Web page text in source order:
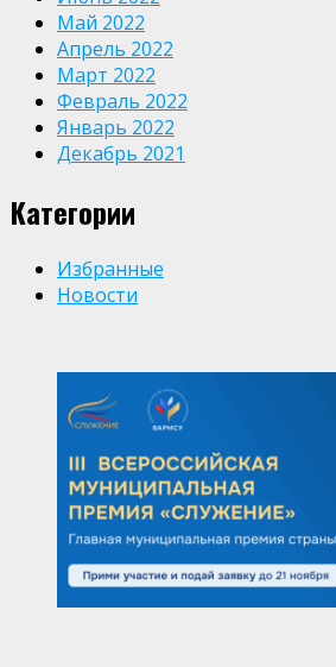
Май 2022
Апрель 2022
Март 2022
Февраль 2022
Январь 2022
Декабрь 2021
Категории
Избранные
Новости